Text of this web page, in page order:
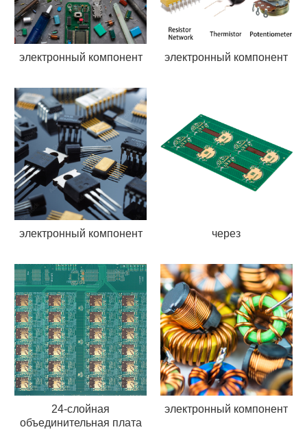
электронный компонент электронный компонент
электронный компонент через
24-слойная
объединительная плата
электронный компонент